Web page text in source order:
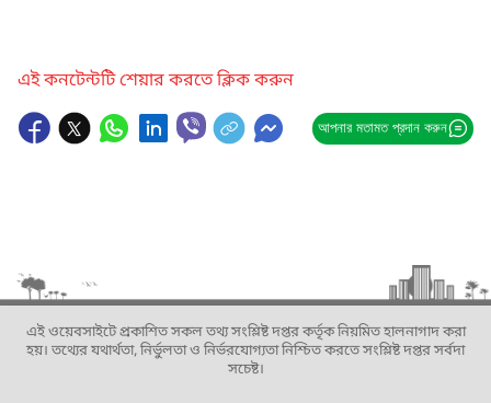
এই কনটেন্টটি শেয়ার করতে ক্লিক করুন
আপনার মতামত প্রদান করুন
এই ওয়েবসাইটে প্রকাশিত সকল তথ্য সংশ্লিষ্ট দপ্তর কর্তৃক নিয়মিত হালনাগাদ করা
হয়। তথ্যের যথার্থতা, নির্ভুলতা ও নির্ভরযোগ্যতা নিশ্চিত করতে সংশ্লিষ্ট দপ্তর সর্বদা
সচেষ্ট।